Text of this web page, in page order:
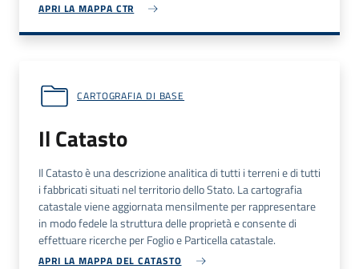
APRI LA MAPPA CTR
CARTOGRAFIA DI BASE
Il Catasto
Il Catasto è una descrizione analitica di tutti i terreni e di tutti
i fabbricati situati nel territorio dello Stato. La cartografia
catastale viene aggiornata mensilmente per rappresentare
in modo fedele la struttura delle proprietà e consente di
effettuare ricerche per Foglio e Particella catastale.
APRI LA MAPPA DEL CATASTO